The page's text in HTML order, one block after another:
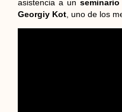
asistencia a un
Georgiy Kot , uno de los